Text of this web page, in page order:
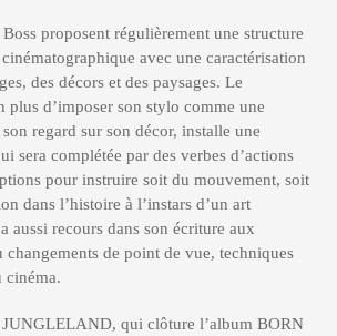
proposent régulièrement une structure
avec une caractérisation
des décors et des paysages. Le
plus d’imposer son stylo comme une
regard sur son décor, installe une
sera complétée par des verbes d’actions
pour instruire soit du mouvement, soit
dans l’histoire à l’instars d’un art
aussi recours dans son écriture aux
changements de point de vue, techniques
cinéma.
JUNGLELAND, qui clôture l’album BORN